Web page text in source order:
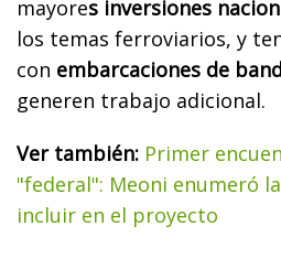
mayores inversiones
los temas ferroviarios, y
con embarcaciones de
generen trabajo adicional.
Ver también: Primer
"federal": Meoni enumeró
incluir en el proyecto